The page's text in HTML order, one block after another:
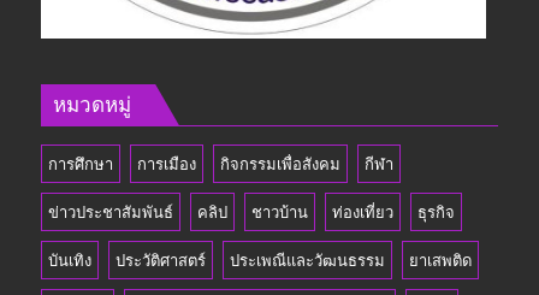
หมวดหมู่
การศึกษา การเมือง กิจกรรมเพื่อสังคม กีฬา
ข่าวประชาสัมพันธ์ คลิป ชาวบ้าน ท่องเที่ยว ธุรกิจ
บันเทิง ประวัติศาสตร์ ประเพณีและวัฒนธรรม ยาเสพติด